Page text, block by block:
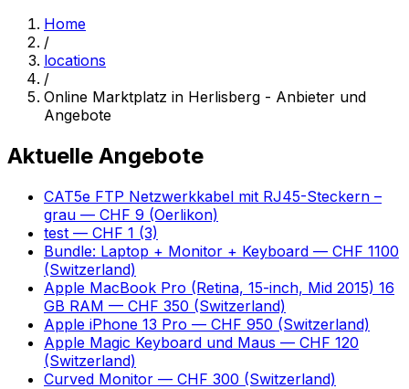
Home
/
locations
/
Online Marktplatz in Herlisberg - Anbieter und
Angebote
Aktuelle Angebote
CAT5e FTP Netzwerkkabel mit RJ45-Steckern –
grau — CHF 9 (Oerlikon)
test — CHF 1 (3)
Bundle: Laptop + Monitor + Keyboard — CHF 1100
(Switzerland)
Apple MacBook Pro (Retina, 15-inch, Mid 2015) 16
GB RAM — CHF 350 (Switzerland)
Apple iPhone 13 Pro — CHF 950 (Switzerland)
Apple Magic Keyboard und Maus — CHF 120
(Switzerland)
Curved Monitor — CHF 300 (Switzerland)